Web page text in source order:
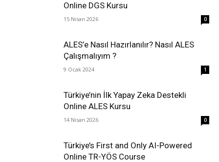
Online DGS Kursu
15 Nisan 2026 0
ALES’e Nasıl Hazırlanılır? Nasıl ALES
Çalışmalıyım ?
9 Ocak 2024 1
Türkiye’nin İlk Yapay Zeka Destekli
Online ALES Kursu
14 Nisan 2026 0
Türkiye’s First and Only AI-Powered
Online TR-YÖS Course